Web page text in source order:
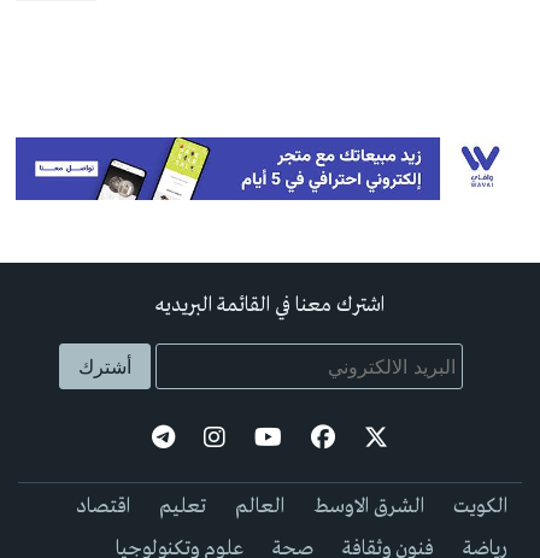
اشترك معنا في القائمة البريديه
الكويت الشرق الاوسط العالم تعليم
اقتصاد
رياضة
فنون وثقافة صحة علوم وتكنولوجيا